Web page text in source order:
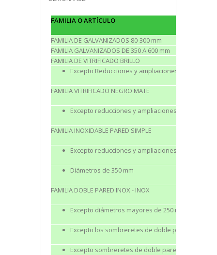
FAMILIA O ARTÍCULO
FAMILIA DE GALVANIZADOS 80-300 mm
FAMILIA GALVANIZADOS DE 350 A 600 mm
FAMILIA DE VITRIFICADO BRILLO
Excepto Reducciones y ampliaciones
FAMILIA VITRIFICADO NEGRO MATE
Excepto reducciones y ampliaciones
FAMILIA INOXIDABLE PARED SIMPLE
Excepto reducciones y ampliaciones
Diámetros de 350 mm
FAMILIA DOBLE PARED INOX - INOX
Excepto diámetros mayores de 250 mm
Excepto los sombreretes de doble pared turbo y
Excepto sombreretes de doble pared